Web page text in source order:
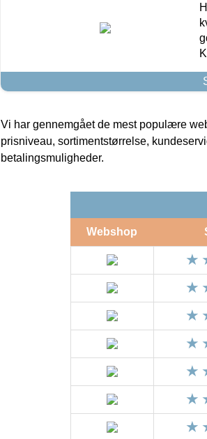
Vi har gennemgået de mest populære
prisniveau, sortimentstørrelse,
betalingsmuligheder.
Webshop